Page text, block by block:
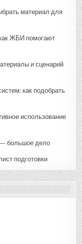
материал для
ЖБИ помогают
и сценарий
как подобрать
использование
— большое дело
подготовки